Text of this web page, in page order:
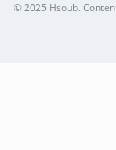
© 2025Hsoub.